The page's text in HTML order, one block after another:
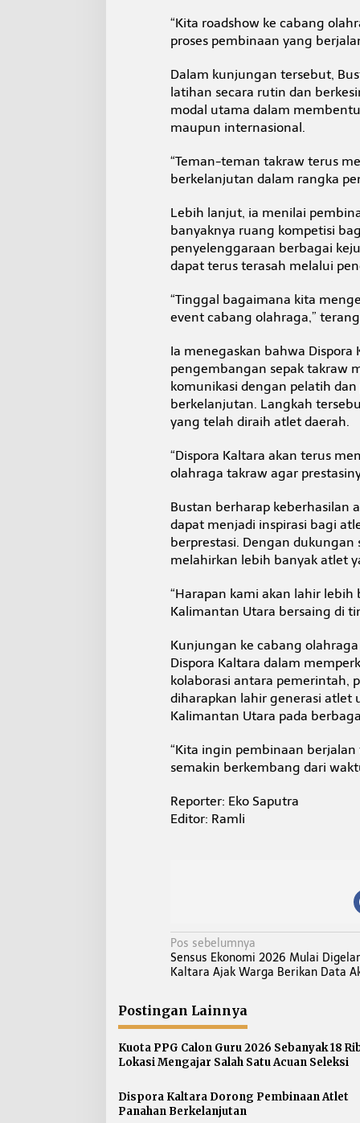
a
n
“Kita roadshow ke cabang
proses pembinaan yang
Dalam kunjungan tersebut,
latihan secara rutin dan
modal utama dalam
maupun internasional.
“Teman-teman takraw terus
berkelanjutan dalam rangka
Lebih lanjut, ia menilai
banyaknya ruang kompetisi
penyelenggaraan berbagai
dapat terus terasah melalui
“Tinggal bagaimana kita
event cabang olahraga,”
Ia menegaskan bahwa
pengembangan sepak takraw
komunikasi dengan pelatih
berkelanjutan. Langkah
yang telah diraih atlet daerah.
“Dispora Kaltara akan terus
olahraga takraw agar
Bustan berharap keberhasilan
dapat menjadi inspirasi bagi
berprestasi. Dengan
melahirkan lebih banyak atlet
“Harapan kami akan lahir
Kalimantan Utara bersaing di
Kunjungan ke cabang
Dispora Kaltara dalam
kolaborasi antara pemerintah,
diharapkan lahir generasi
Kalimantan Utara pada
“Kita ingin pembinaan
semakin berkembang dari
Reporter: Eko Saputra
Editor: Ramli
N
a
i
g
a
s
p
Pos sebelumnya
Sensus Ekonomi 2026 Mulai
Kaltara Ajak Warga Berikan Data
Postingan Lainnya
Kuota PPG Calon Guru 2026 Sebanyak 18
Lokasi Mengajar Salah Satu Acuan Seleksi
Dispora Kaltara Dorong Pembinaan Atlet
Panahan Berkelanjutan